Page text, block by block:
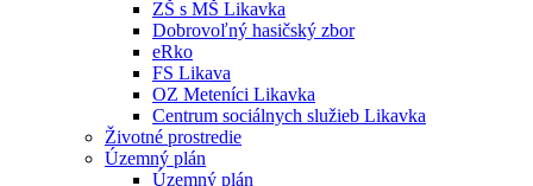
ZŠ s MŠ Likavka
Dobrovoľný hasičský zbor
eRko
FS Likava
OZ Meteníci Likavka
Centrum sociálnych služieb Likavka
Životné prostredie
Územný plán
Územný plán